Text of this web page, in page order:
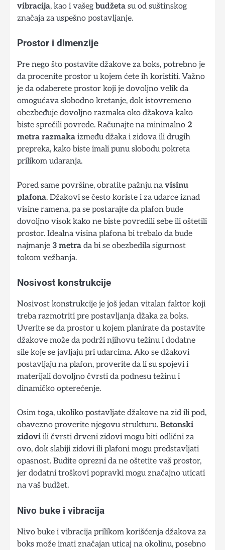
vibracija, kao i vašeg budžeta su od suštinskog
značaja za uspešno postavljanje.
Prostor i dimenzije
Pre nego što postavite džakove za boks, potrebno je
da procenite prostor u kojem ćete ih koristiti. Važno
je da odaberete prostor koji je dovoljno velik da
omogućava slobodno kretanje, dok istovremeno
obezbeđuje dovoljno razmaka oko džakova kako
biste sprečili povrede. Računajte na minimalno 2
metra razmaka između džaka i zidova ili drugih
prepreka, kako biste imali punu slobodu pokreta
prilikom udaranja.
Pored same površine, obratite pažnju navisinu
plafona. Džakovi se često koriste i za udarce iznad
visine ramena, pa se postarajte da plafon bude
dovoljno visok kako ne biste povredili sebe ili oštetili
prostor. Idealna visina plafona bi trebalo da bude
najmanje 3 metra da bi se obezbedila sigurnost
tokom vežbanja.
Nosivost konstrukcije
Nosivost konstrukcije je još jedan vitalan faktor koji
treba razmotriti pre postavljanja džaka za boks.
Uverite se da prostor u kojem planirate da postavite
džakove može da podrži njihovu težinu i dodatne
sile koje se javljaju pri udarcima. Ako se džakovi
postavljaju na plafon, proverite da li su spojevi i
materijali dovoljno čvrsti da podnesu težinu i
dinamičko opterećenje.
Osim toga, ukoliko postavljate džakove na zid ili pod,
obavezno proverite njegovu strukturu. Betonski
zidovi ili čvrsti drveni zidovi mogu biti odlični za
ovo, dok slabiji zidovi ili plafoni mogu predstavljati
opasnost. Budite oprezni da ne oštetite vaš prostor,
jer dodatni troškovi popravki mogu značajno uticati
na vaš budžet.
Nivo buke i vibracija
Nivo buke i vibracija prilikom korišćenja džakova za
boks može imati značajan uticaj na okolinu, posebno